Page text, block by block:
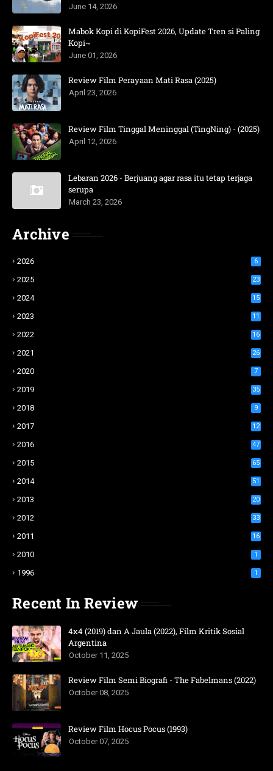
June 14, 2026
Mabok Kopi di KopiFest 2026, Update Tren si Paling
Kopi~
June 01, 2026
Review Film Perayaan Mati Rasa (2025)
April 23, 2026
Review Film Tinggal Meninggal (TingNing) - (2025)
April 12, 2026
Lebaran 2026 - Berjuang agar rasa itu tetap terjaga
serupa
March 23, 2026
Archive
2026 6
2025 23
2024 15
2023 11
2022 16
2021 26
2020 7
2019 35
2018 9
2017 12
2016 47
2015 65
2014 51
2013 20
2012 33
2011 16
2010 1
1996 1
Recent In Review
4x4 (2019) dan A Jaula (2022), Film Kritik Sosial
Argentina
October 11, 2025
Review Film Semi Biografi - The Fabelmans (2022)
October 08, 2025
Review Film Hocus Pocus (1993)
October 07, 2025